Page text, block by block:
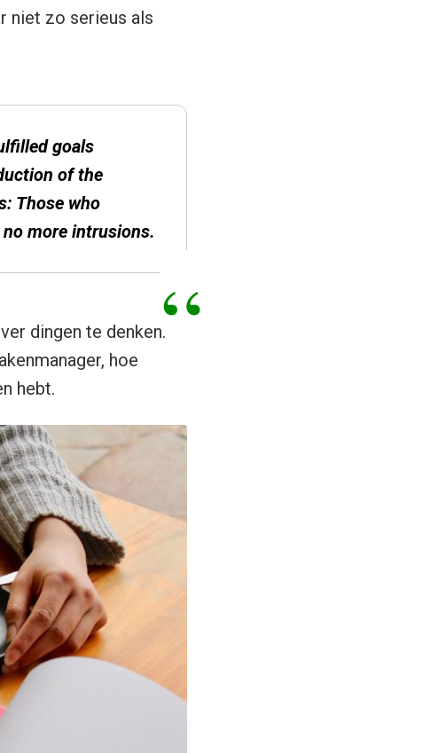
niet zo serieus als
goals
of the
Those who
more intrusions.
dingen te denken.
hoe
hebt.